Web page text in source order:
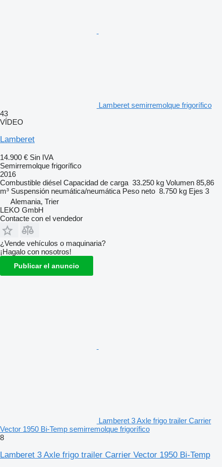
Lamberet semirremolque frigorífico
43
VÍDEO
Lamberet
14.900 € Sin IVA
Semirremolque frigorífico
2016
Combustible diésel Capacidad de carga 33.250 kg Volumen 85,86
m³ Suspensión neumática/neumática Peso neto 8.750 kg Ejes 3
Alemania, Trier
LEKO GmbH
Contacte con el vendedor
¿Vende vehículos o maquinaria?
¡Hagalo con nosotros!
Publicar el anuncio
Lamberet 3 Axle frigo trailer Carrier
Vector 1950 Bi-Temp semirremolque frigorífico
8
Lamberet 3 Axle frigo trailer Carrier Vector 1950 Bi-Temp